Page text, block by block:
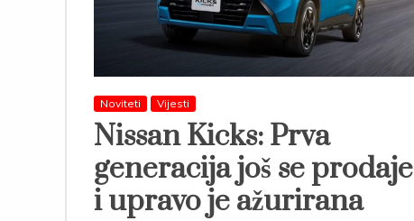
Noviteti Vijesti
Nissan Kicks: Prva
generacija još se prodaje
i upravo je ažurirana